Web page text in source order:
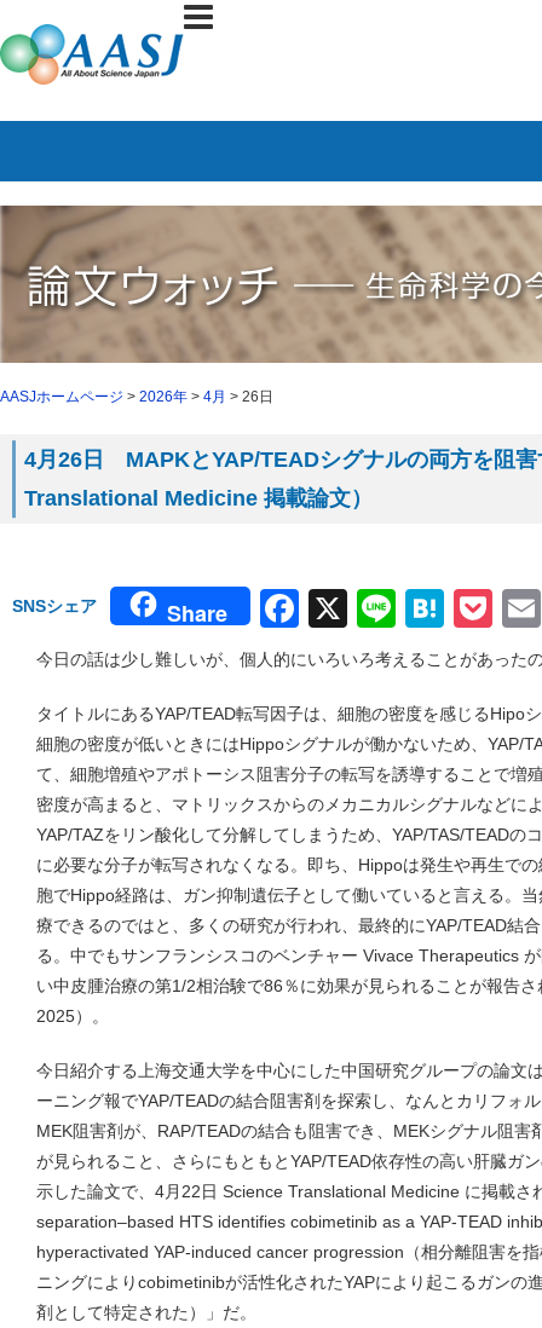
AASJホームページ > 2026年 > 4月 > 26日
4月26日 MAPKとYAP/TEADシグナルの両方を阻
Translational Medicine 掲載論文）
SNSシェア Share Facebook
X Line
今日の話は少し難しいが、個人的にいろいろ考えることがあった
タイトルにあるYAP/TEAD転写因子は、細胞の密度を感じるHipo
細胞の密度が低いときにはHippoシグナルが働かないため、YAP/
て、細胞増殖やアポトーシス阻害分子の転写を誘導することで増
密度が高まると、マトリックスからのメカニカルシグナルなどに
YAP/TAZをリン酸化して分解してしまうため、YAP/TAS/TEADの
に必要な分子が転写されなくなる。即ち、Hippoは発生や再生で
胞でHippo経路は、ガン抑制遺伝子として働いていると言える。
療できるのではと、多くの研究が行われ、最終的にYAP/TEAD結
る。中でもサンフランシスコのベンチャー Vivace Therapeutics
い中皮腫治療の第1/2相治験で86％に効果が見られることが報告
2025）。
今日紹介する上海交通大学を中心にした中国研究グループの論文
ーニング報でYAP/TEADの結合阻害剤を探索し、なんとカリフォ
MEK阻害剤が、RAP/TEADの結合も阻害でき、MEKシグナル阻害
が見られること、さらにもともとYAP/TEAD依存性の高い肝臓ガ
示した論文で、4月22日 Science Translational Medicine に掲載さ
separation–based HTS identifies cobimetinib as a YAP-TEAD
hyperactivated YAP-induced cancer progression（相分離阻害を
ニングによりcobimetinibが活性化されたYAPにより起こるガンの
剤として特定された）」だ。